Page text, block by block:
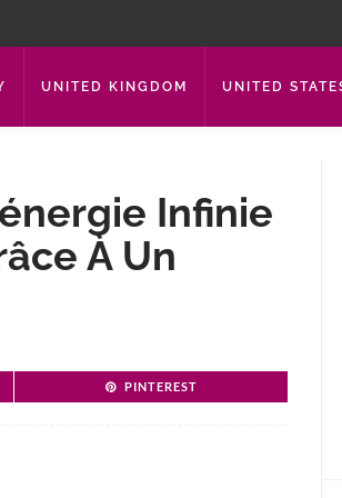
UNITED KINGDOM UNITED
Infinie
À Un
PINTEREST